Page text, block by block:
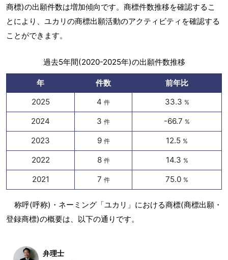
商標)の出願件数は増加傾向です。商標件数推移を確認するこ
とにより、ユカリの商標出願活動のアクティビティを確認する
ことができます。
過去5年間(2020-2025年)の出願件数推移
年 件数
前年比
2025
4 件 33.3 %
2024 3 件 -66.7 %
2023 9 件 12.5 %
2022 8 件 14.3 %
2021 7 件 75.0 %
称呼(呼称)・ネーミング「ユカリ」における商標(商標出願・
登録商標)の概要は、以下の通りです。
弁理士